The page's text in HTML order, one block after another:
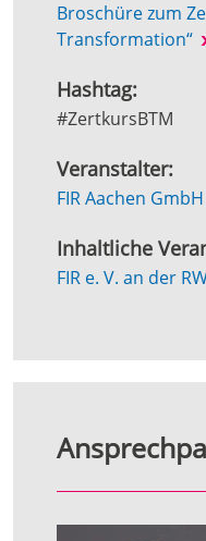
Broschüre zum
Transformation“
Hashtag:
#ZertkursBTM
Veranstalter:
FIR Aachen GmbH
Inhaltliche
FIR e. V. an der